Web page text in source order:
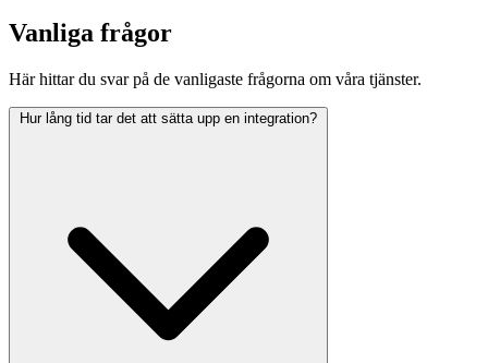
Vanliga frågor
Här hittar du svar på de vanligaste frågorna om våra tjänster.
Hur lång tid tar det att sätta upp en integration?